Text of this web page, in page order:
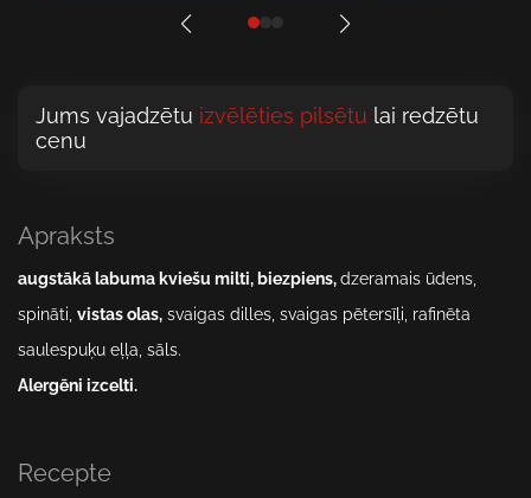
Jums vajadzētu izvēlēties pilsētu lai redzētu
cenu
Apraksts
augstākā labuma kviešu milti, biezpiens,dzeramais ūdens,
spināti, vistas olas, svaigas dilles, svaigas pētersīļi, rafinēta
saulespuķu eļļa, sāls.
Alergēni izcelti.
Recepte